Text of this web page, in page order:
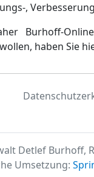
,
Burhoff-
haben Sie
Detlef Burhoff,
Umsetzung: